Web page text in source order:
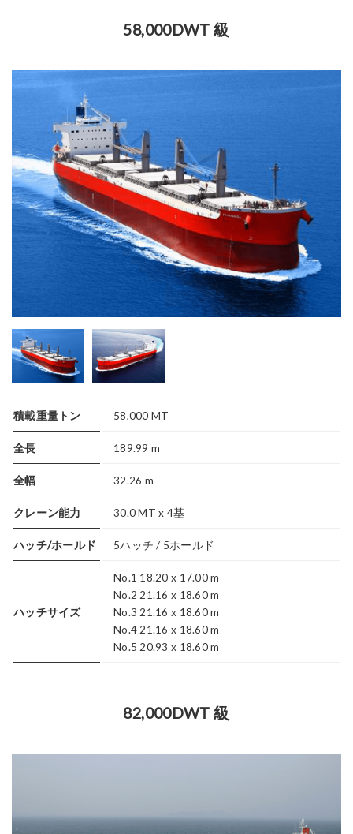
58,000DWT 級
積載重量トン 58,000 MT
全長 189.99 m
全幅 32.26 m
クレーン能力 30.0 MT x 4基
ハッチ/ホールド 5ハッチ / 5ホールド
ハッチサイズ
No.1 18.20 x 17.00 m
No.2 21.16 x 18.60 m
No.3 21.16 x 18.60 m
No.4 21.16 x 18.60 m
No.5 20.93 x 18.60 m
82,000DWT 級